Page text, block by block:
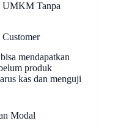
UMKM Tanpa
mendapatkan
produk
kas dan menguji
Modal